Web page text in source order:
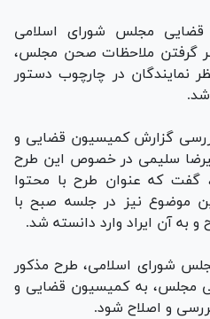
مجلس شورای اسلامی
گرفتن ملاحظات صحن مجلس،
نمایندگان در چارچوب دستور
بررسی گزارش کمیسیون قضایی و
سلیمی در خصوص این طرح
گفت که عنوان طرح با محتوا
موضوع نیز در جلسه صبح با
به آن ایراد وارد دانسته شد.
شورای اسلامی، طرح مذکور
داخلی مجلس، به کمیسیون قضایی و
و اصلاح شود.